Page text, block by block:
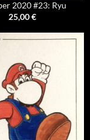
2020 #23: Ryu
25,00€